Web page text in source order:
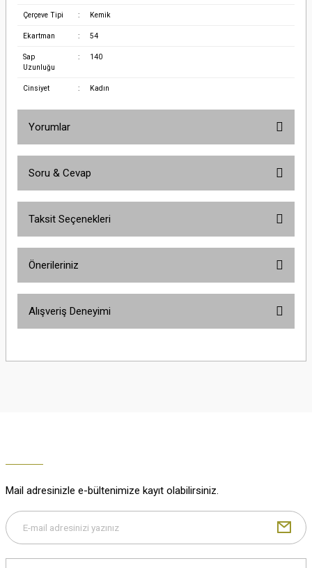
Çerçeve Tipi : Kemik
Ekartman : 54
Sap
Uzunluğu
: 140
Cinsiyet : Kadın
Yorumlar
Soru & Cevap
Taksit Seçenekleri
Önerileriniz
yetersiz gördüğünüz noktaları öneri formunu kullanarak tarafımıza
Gönder
Alışveriş Deneyimi
M... K... | 29/12/2025
Mail adresinizle e-bültenimize kayıt olabilirsiniz.